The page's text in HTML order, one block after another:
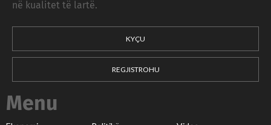
në kualitet të lartë.
KYÇU
REGJISTROHU
Menu